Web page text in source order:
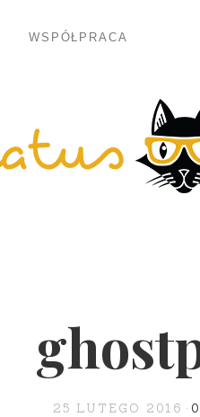
WSPÓŁPRACA
25 LUTEGO 2016